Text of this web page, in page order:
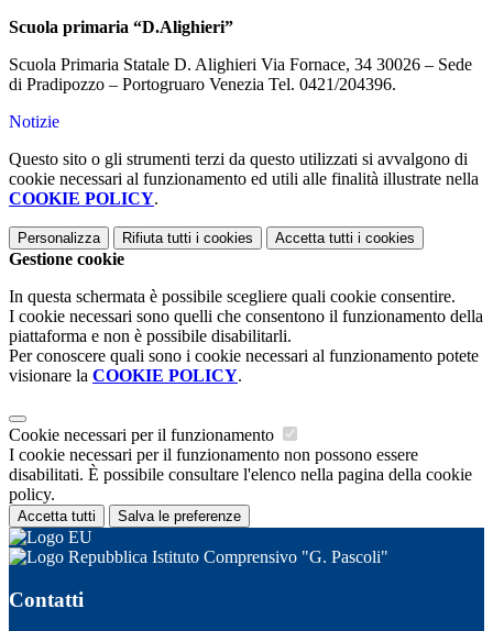
Scuola primaria “D.Alighieri”
Scuola Primaria Statale D. Alighieri Via Fornace, 34 30026 – Sede
di Pradipozzo – Portogruaro Venezia Tel. 0421/204396.
Notizie
Questo sito o gli strumenti terzi da questo utilizzati si avvalgono di
cookie necessari al funzionamento ed utili alle finalità illustrate nella
COOKIE POLICY.
Personalizza Rifiuta tutti i cookies Accetta tutti i cookies
Gestione cookie
In questa schermata è possibile scegliere quali cookie consentire.
I cookie necessari sono quelli che consentono il funzionamento della
piattaforma e non è possibile disabilitarli.
Per conoscere quali sono i cookie necessari al funzionamento potete
visionare la COOKIE POLICY.
Cookie necessari per il funzionamento
I cookie necessari per il funzionamento non possono essere
disabilitati. È possibile consultare l'elenco nella pagina della cookie
policy.
Accetta tutti Salva le preferenze
Istituto Comprensivo "G. Pascoli"
Contatti